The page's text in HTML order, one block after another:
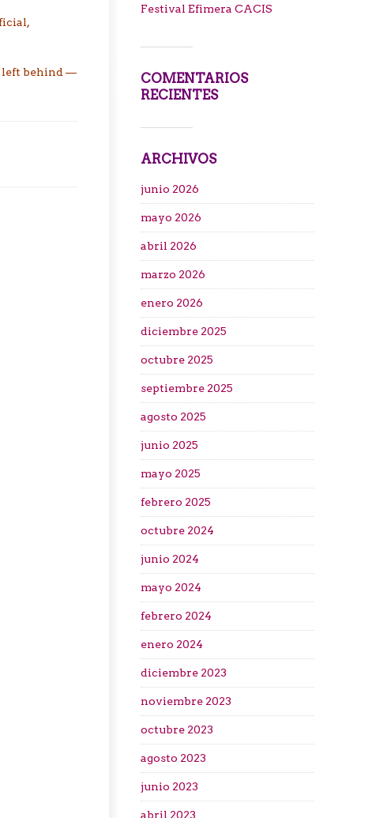
left behind —
Festival Efimera CACIS
COMENTARIOS
RECIENTES
ARCHIVOS
junio 2026
mayo 2026
abril 2026
marzo 2026
enero 2026
diciembre 2025
octubre 2025
septiembre 2025
agosto 2025
junio 2025
mayo 2025
febrero 2025
octubre 2024
junio 2024
mayo 2024
febrero 2024
enero 2024
diciembre 2023
noviembre 2023
octubre 2023
agosto 2023
junio 2023
abril 2023